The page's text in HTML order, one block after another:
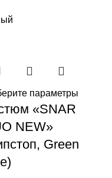
параметры
«SNAR
NEW»
Green